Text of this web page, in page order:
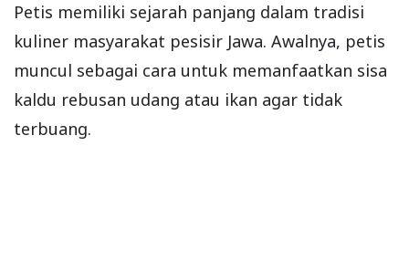
Petis memiliki sejarah panjang dalam tradisi
kuliner masyarakat pesisir Jawa. Awalnya, petis
muncul sebagai cara untuk memanfaatkan sisa
kaldu rebusan udang atau ikan agar tidak
terbuang.